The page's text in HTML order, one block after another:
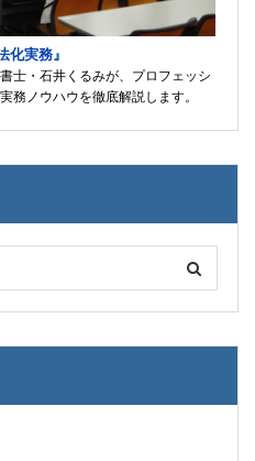
化実務』
士・石井くるみが、プロフェッシ
務ノウハウを徹底解説します。